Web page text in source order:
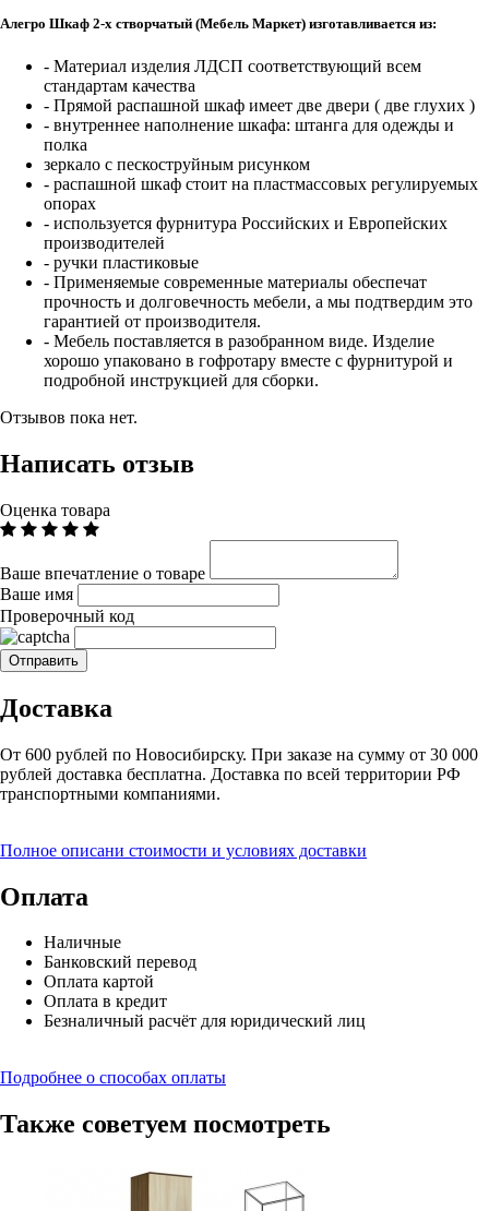
Алегро Шкаф 2-х створчатый (Мебель Маркет) изготавливается из:
- Материал изделия ЛДСП соответствующий всем
стандартам качества
- Прямой распашной шкаф имеет две двери ( две глухих )
- внутреннее наполнение шкафа: штанга для одежды и
полка
зеркало с пескоструйным рисунком
- распашной шкаф стоит на пластмассовых регулируемых
опорах
- используется фурнитура Российских и Европейских
производителей
- ручки пластиковые
- Применяемые современные материалы обеспечат
прочность и долговечность мебели, а мы подтвердим это
гарантией от производителя.
- Мебель поставляется в разобранном виде. Изделие
хорошо упаковано в гофротару вместе с фурнитурой и
подробной инструкцией для сборки.
Отзывов пока нет.
Написать отзыв
Оценка товара
Ваше впечатление о товаре
Ваше имя
Проверочный код
Доставка
От 600 рублей по Новосибирску. При заказе на сумму от 30 000
рублей доставка бесплатна. Доставка по всей территории РФ
транспортными компаниями.
Полное описани стоимости и условиях доставки
Оплата
Наличные
Банковский перевод
Оплата картой
Оплата в кредит
Безналичный расчёт для юридический лиц
Подробнее о способах оплаты
Также советуем посмотреть